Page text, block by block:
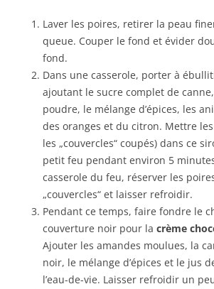
Laver les poires, retirer la peau
queue. Couper le fond et évider
fond.
Dans une casserole, porter à
ajoutant le sucre complet de
poudre, le mélange d’épices, les
des oranges et du citron. Mettre
les „couvercles“ coupés) dans ce
petit feu pendant environ 5
casserole du feu, réserver les
„couvercles“ et laisser refroidir.
Pendant ce temps, faire fondre le
couverture noir pour la crème
Ajouter les amandes moulues, la
noir, le mélange d’épices et le jus
l’eau-de-vie. Laisser refroidir un